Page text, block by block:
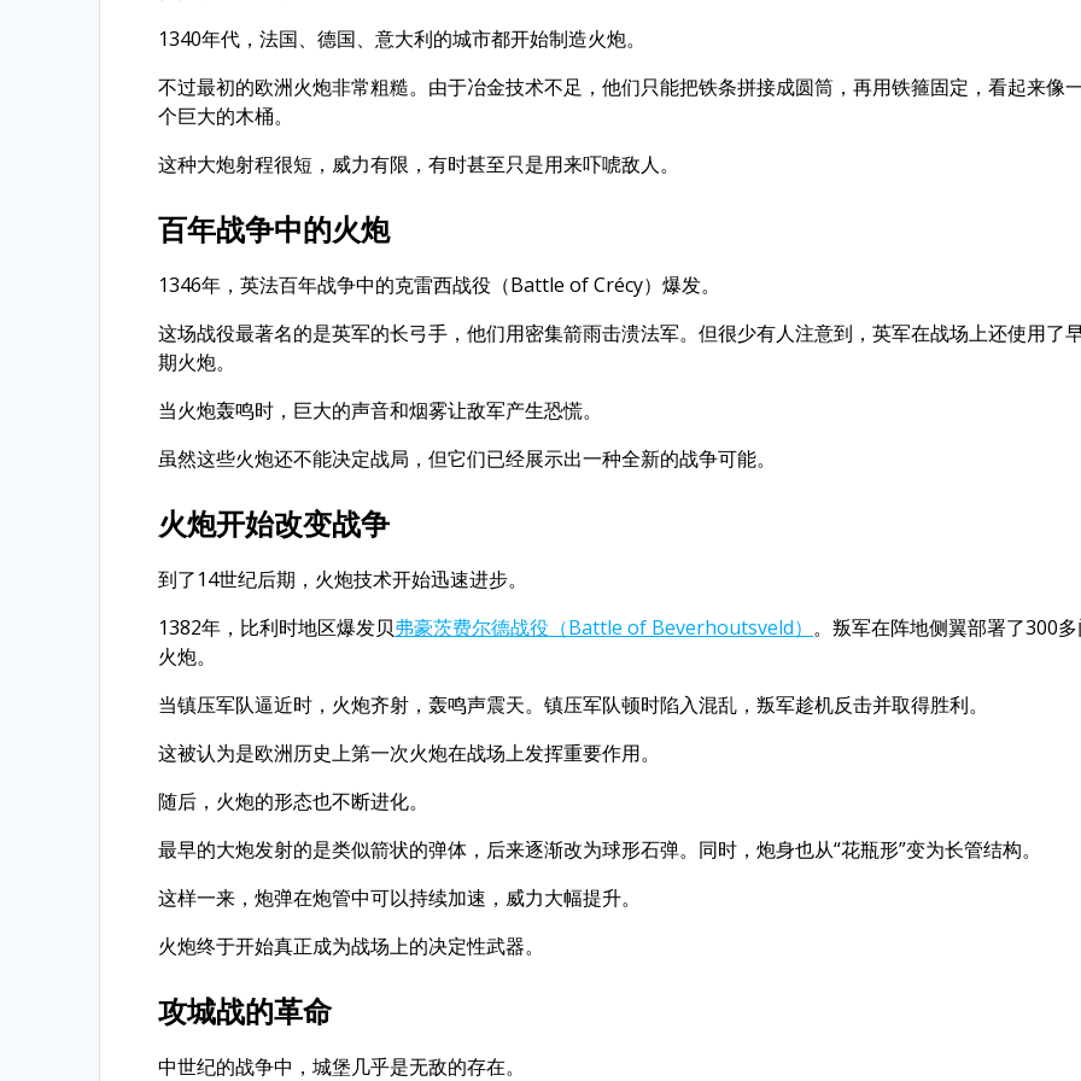
1340年代，法国、德国、意大利的城市都开始制造火炮。
不过最初的欧洲火炮非常粗糙。由于冶金技术不足，他们只能把铁条拼接成圆筒，再用铁箍固定，看起来像
个巨大的木桶。
这种大炮射程很短，威力有限，有时甚至只是用来吓唬敌人。
百年战争中的火炮
1346年，英法百年战争中的克雷西战役（Battle of Crécy）爆发。
这场战役最著名的是英军的长弓手，他们用密集箭雨击溃法军。但很少有人注意到，英军在战场上还使用了
期火炮。
当火炮轰鸣时，巨大的声音和烟雾让敌军产生恐慌。
虽然这些火炮还不能决定战局，但它们已经展示出一种全新的战争可能。
火炮开始改变战争
到了14世纪后期，火炮技术开始迅速进步。
1382年，比利时地区爆发贝弗豪茨费尔德战役（Battle of Beverhoutsveld） 。叛军在阵地侧翼部署了300
火炮。
当镇压军队逼近时，火炮齐射，轰鸣声震天。镇压军队顿时陷入混乱，叛军趁机反击并取得胜利。
这被认为是欧洲历史上第一次火炮在战场上发挥重要作用。
随后，火炮的形态也不断进化。
最早的大炮发射的是类似箭状的弹体，后来逐渐改为球形石弹。同时，炮身也从“花瓶形”变为长管结构。
这样一来，炮弹在炮管中可以持续加速，威力大幅提升。
火炮终于开始真正成为战场上的决定性武器。
攻城战的革命
中世纪的战争中，城堡几乎是无敌的存在。